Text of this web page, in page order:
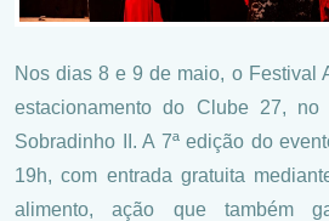
Nos dias 8 e 9 de maio, o Festival
estacionamento do Clube 27,
Sobradinho II. A 7ª edição do
19h, com entrada gratuita
alimento, ação que também